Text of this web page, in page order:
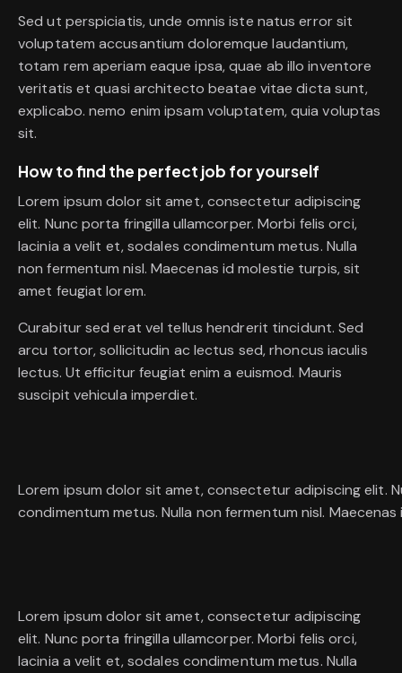
Sed ut perspiciatis, unde omnis iste natus error sit
voluptatem accusantium doloremque laudantium,
totam rem aperiam eaque ipsa, quae ab illo inventore
veritatis et quasi architecto beatae vitae dicta sunt,
explicabo. nemo enim ipsam voluptatem, quia voluptas
sit.
How to find the perfect job for yourself
Lorem ipsum dolor sit amet, consectetur adipiscing
elit. Nunc porta fringilla ullamcorper. Morbi felis orci,
lacinia a velit et, sodales condimentum metus. Nulla
non fermentum nisl. Maecenas id molestie turpis, sit
amet feugiat lorem.
Curabitur sed erat vel tellus hendrerit tincidunt. Sed
arcu tortor, sollicitudin ac lectus sed, rhoncus iaculis
lectus. Ut efficitur feugiat enim a euismod. Mauris
suscipit vehicula imperdiet.
Lorem ipsum dolor sit amet, consectetur adipiscing elit.
condimentum metus. Nulla non fermentum nisl.
Lorem ipsum dolor sit amet, consectetur adipiscing
elit. Nunc porta fringilla ullamcorper. Morbi felis orci,
lacinia a velit et, sodales condimentum metus. Nulla